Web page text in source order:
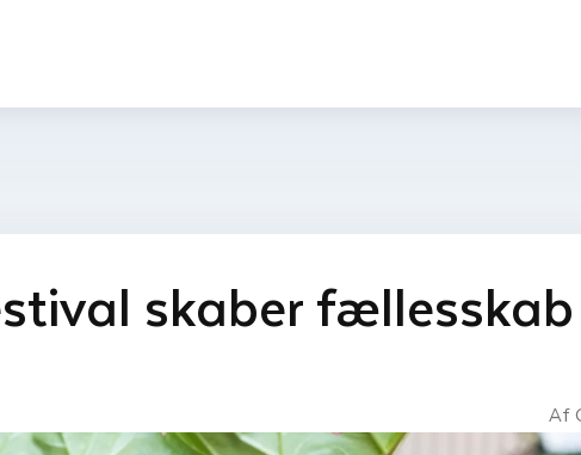
skaber
Af